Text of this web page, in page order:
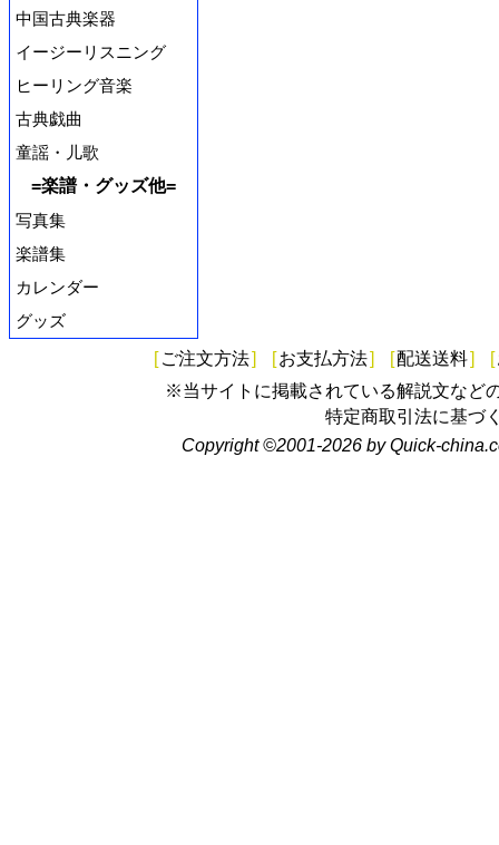
中国古典楽器
イージーリスニング
ヒーリング音楽
古典戯曲
童謡・儿歌
=楽譜・グッズ他=
写真集
楽譜集
カレンダー
グッズ
[ ご注文方法] [お支払方法] [配送送料] [
※当サイトに掲載されている解説文など
特定商取引法に基づ
Copyright ©2001-2026 by Quick-